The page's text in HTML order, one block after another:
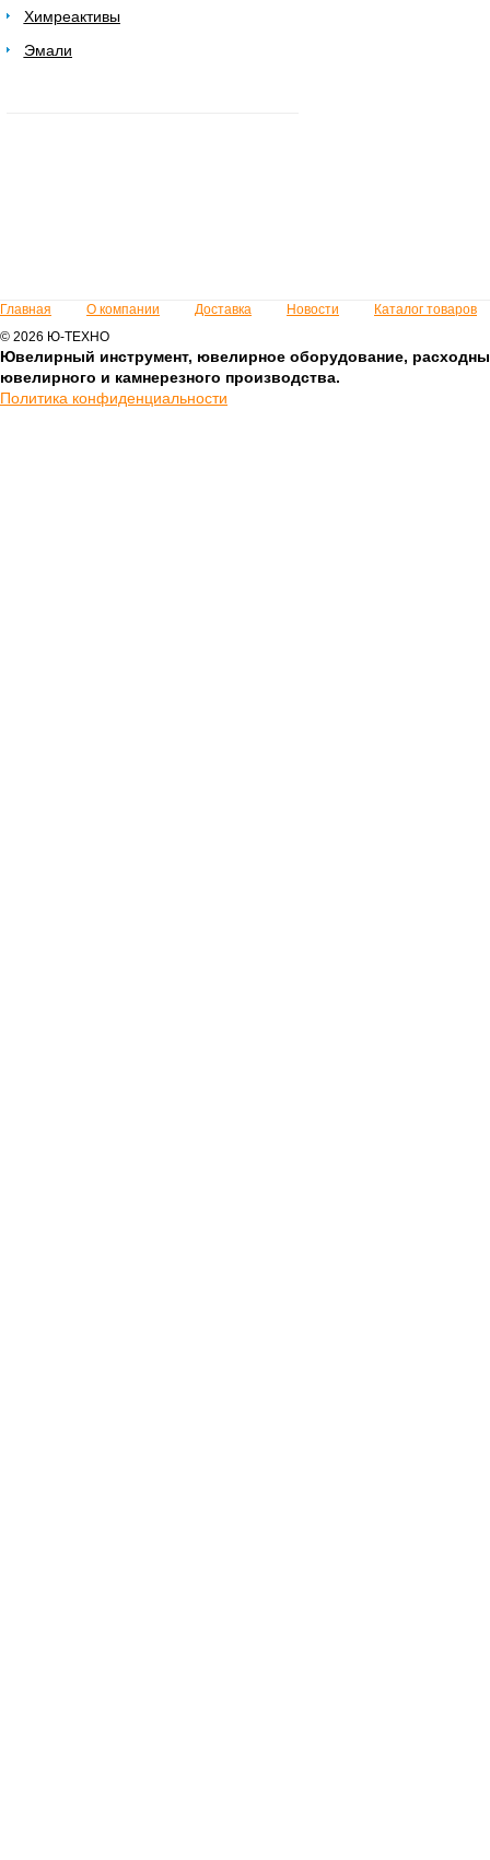
Химреактивы
Эмали
Главная О компании Доставка Новости
Каталог товаров
© 2026 Ю-ТЕХНО
Ювелирный инструмент, ювелирное оборудование,
ювелирного и камнерезного производства.
Политика конфиденциальности